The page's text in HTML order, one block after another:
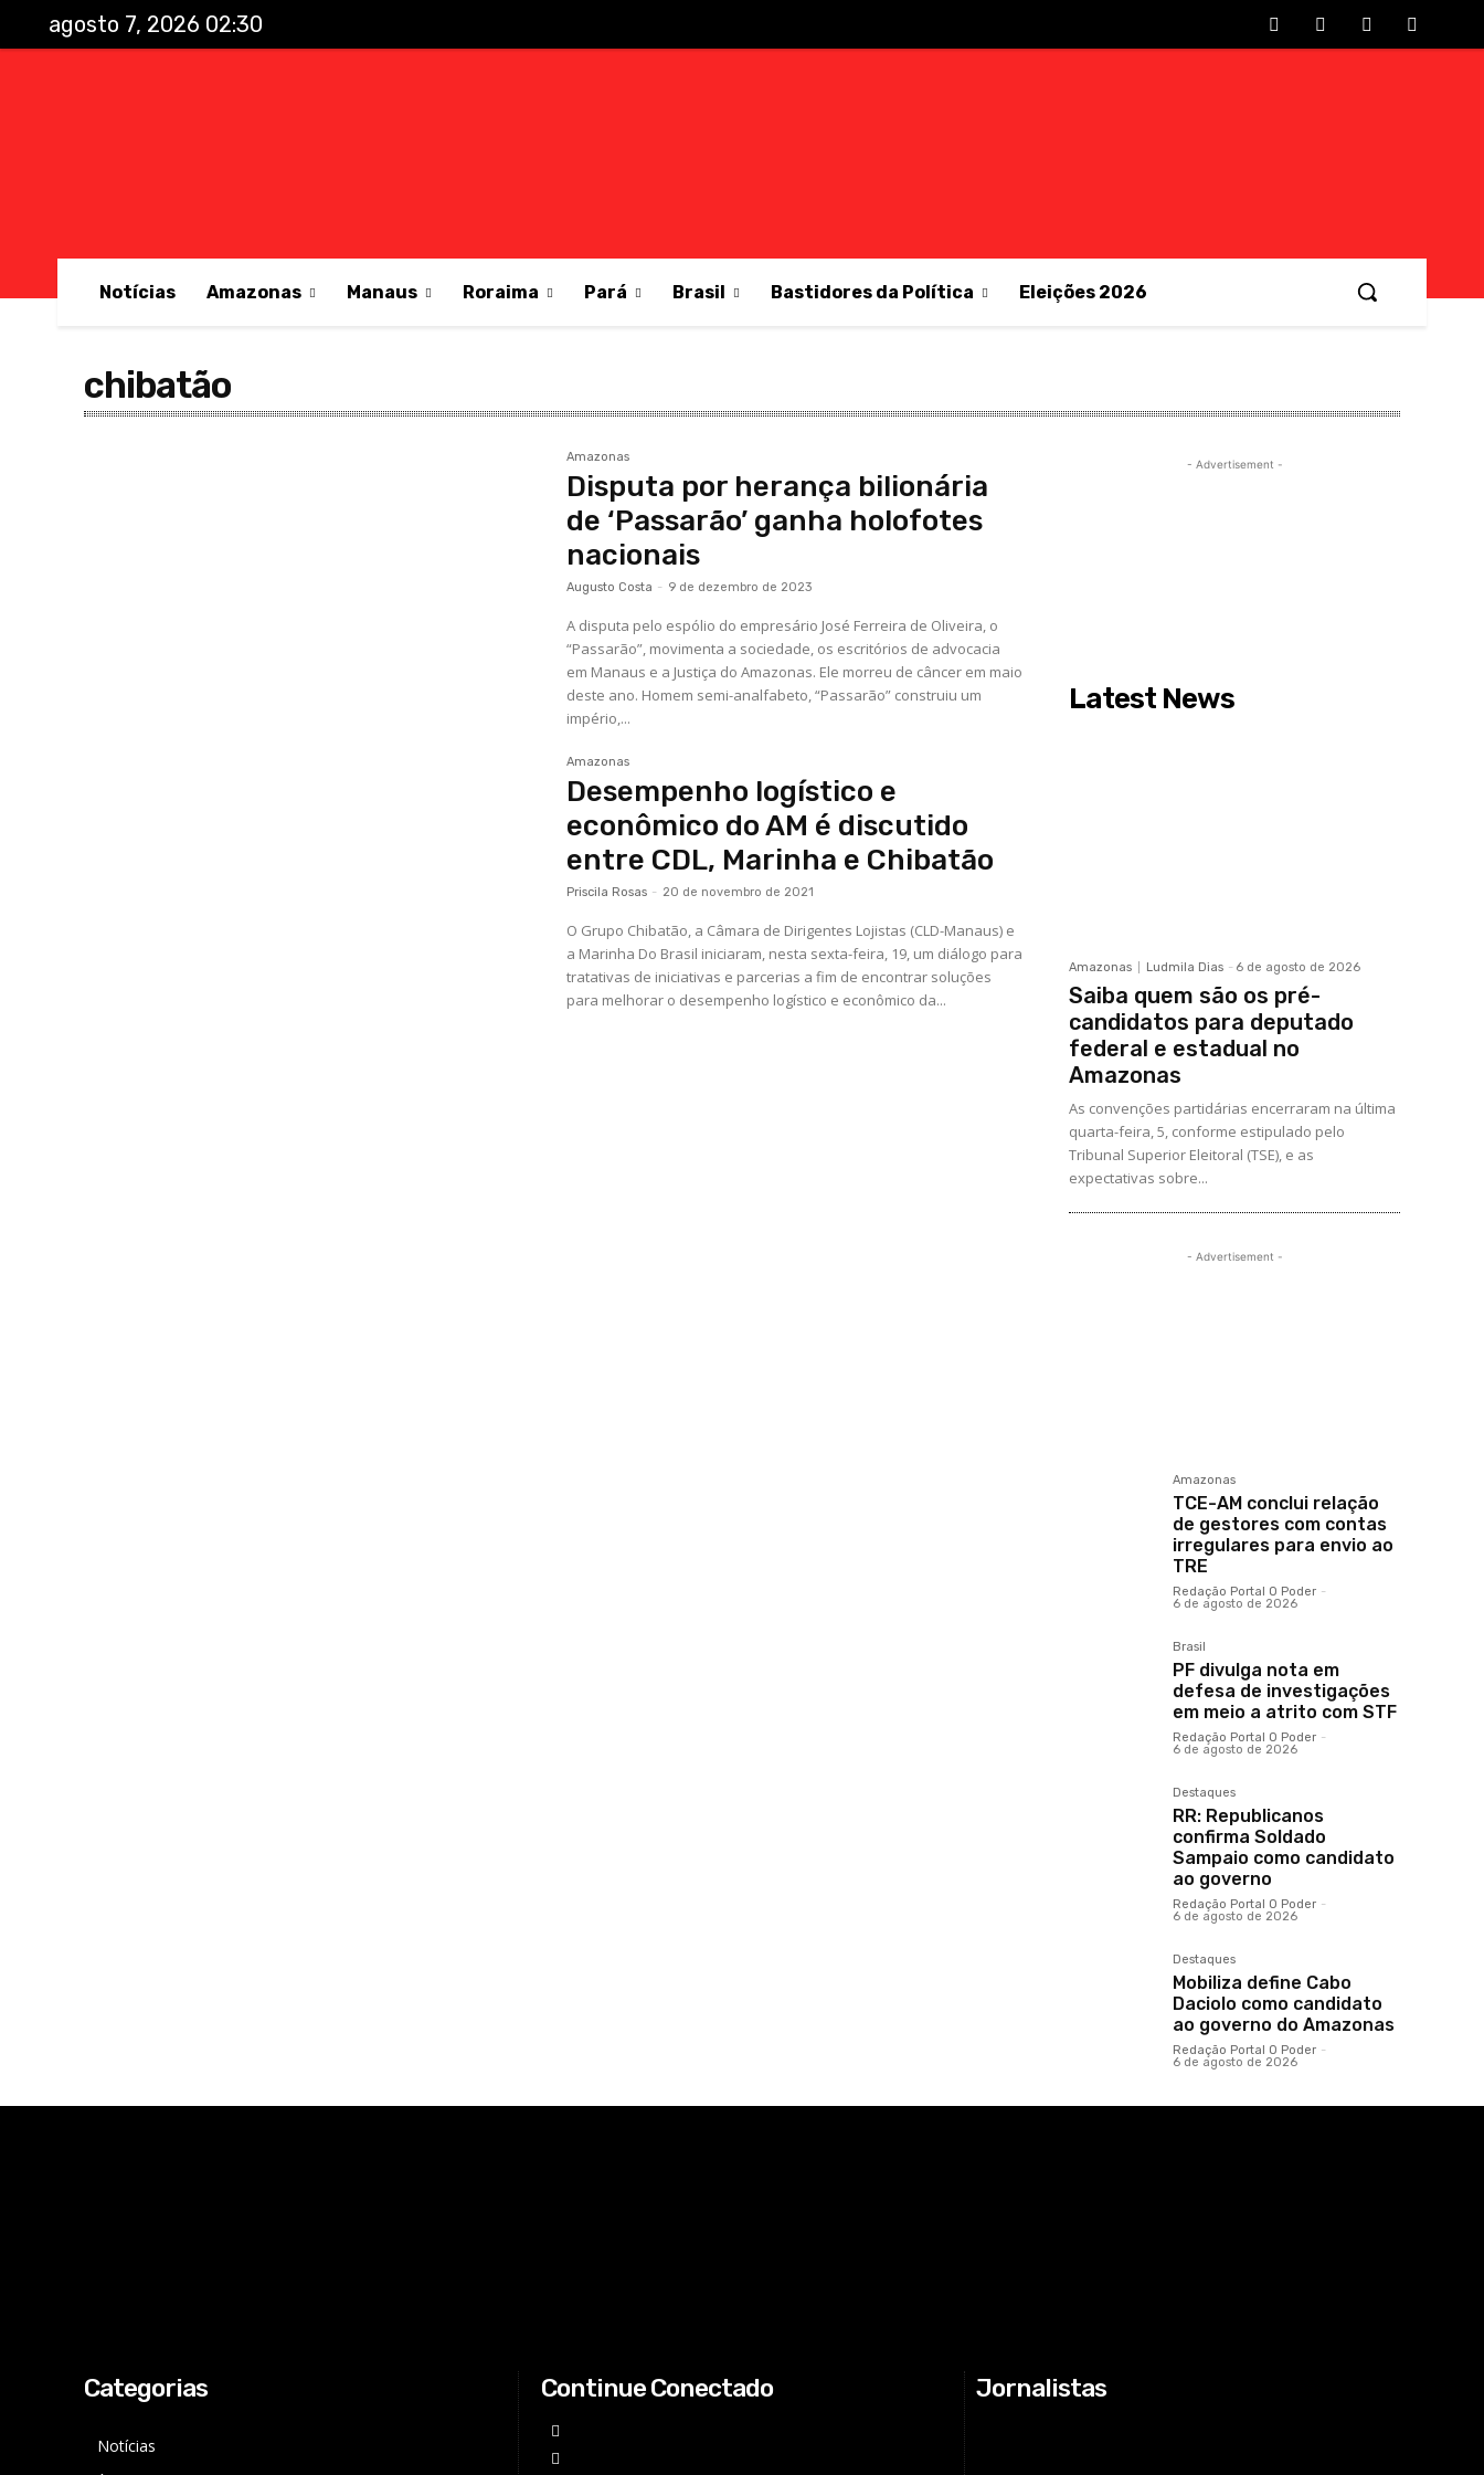
agosto 7, 2026 02:30
Notícias Amazonas Manaus Roraima Pará Brasil Bastidores da Política Eleições 2026
chibatão
Amazonas
Disputa por herança bilionária
de ‘Passarão’ ganha holofotes
nacionais
Augusto Costa - 9 de dezembro de 2023
A disputa pelo espólio do empresário José Ferreira de Oliveira, o
“Passarão”, movimenta a sociedade, os escritórios de advocacia
em Manaus e a Justiça do Amazonas. Ele morreu de câncer em maio
deste ano. Homem semi-analfabeto, “Passarão” construiu um
império,...
Amazonas
Desempenho logístico e
econômico do AM é discutido
entre CDL, Marinha e Chibatão
Priscila Rosas - 20 de novembro de 2021
O Grupo Chibatão, a Câmara de Dirigentes Lojistas (CLD-Manaus) e
a Marinha Do Brasil iniciaram, nesta sexta-feira, 19, um diálogo para
tratativas de iniciativas e parcerias a fim de encontrar soluções
para melhorar o desempenho logístico e econômico da...
- Advertisement -
Latest News
Amazonas Ludmila Dias - 6 de agosto de 2026
Saiba quem são os pré-
candidatos para deputado
federal e estadual no
Amazonas
As convenções partidárias encerraram na última
quarta-feira, 5, conforme estipulado pelo
Tribunal Superior Eleitoral (TSE), e as
expectativas sobre...
- Advertisement -
Amazonas
TCE-AM conclui relação
de gestores com contas
irregulares para envio ao
TRE
Redação Portal O Poder -
6 de agosto de 2026
Brasil
PF divulga nota em
defesa de investigações
em meio a atrito com STF
Redação Portal O Poder -
6 de agosto de 2026
Destaques
RR: Republicanos
confirma Soldado
Sampaio como candidato
ao governo
Redação Portal O Poder -
6 de agosto de 2026
Destaques
Mobiliza define Cabo
Daciolo como candidato
ao governo do Amazonas
Redação Portal O Poder -
6 de agosto de 2026
Categorias
Notícias
Continue Conectado Jornalistas